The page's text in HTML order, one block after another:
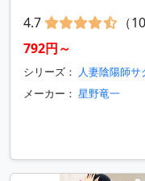
4.7
（
792円～
シリーズ： 人妻陰陽師サ
メーカー： 星野竜一